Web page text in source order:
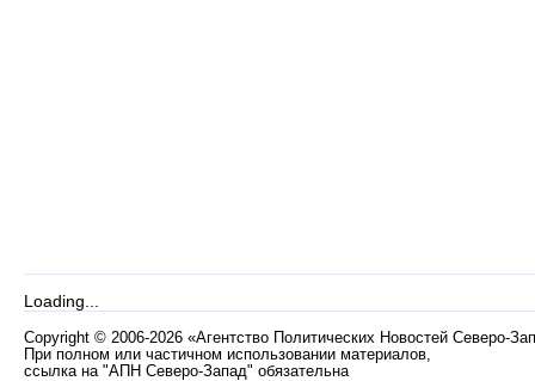
Loading...
Copyright © 2006-2026 «Агентство Политических Новостей Северо-
При полном или частичном использовании материалов,
ссылка на "АПН Северо-Запад" обязательна